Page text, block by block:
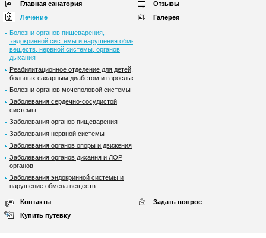
Главная санатория
Отзывы
Лечение
Болезни органов пищеварения,
эндокринной системы и нарушения обмена
веществ, нервной системы, органов
дыхания
Реабилитационное отделение для детей,
больных сахарным диабетом и взрослых
Болезни органов мочеполовой системы
Заболевания сердечно-сосудистой
системы
Заболевания органов пищеварения
Заболевания нервной системы
Заболевания органов опоры и движения
Заболевания органов дихання и ЛОР
органов
Заболевания эндокринной системы и
нарушение обмена веществ
Галерея
Контакты
Задать вопрос
Купить путевку